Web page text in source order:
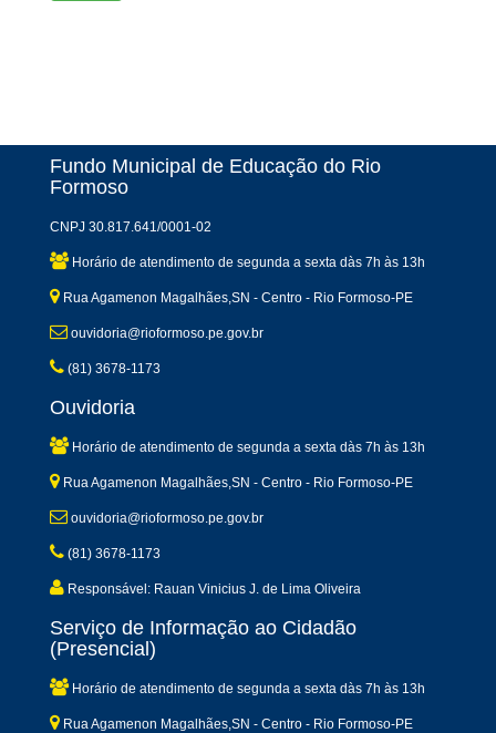
Fundo Municipal de Educação do Rio
Formoso
CNPJ 30.817.641/0001-02
Horário de atendimento de segunda a sexta dàs 7h às 13h
Rua Agamenon Magalhães,SN - Centro - Rio Formoso-PE
ouvidoria@rioformoso.pe.gov.br
(81) 3678-1173
Ouvidoria
Horário de atendimento de segunda a sexta dàs 7h às 13h
Rua Agamenon Magalhães,SN - Centro - Rio Formoso-PE
ouvidoria@rioformoso.pe.gov.br
(81) 3678-1173
Responsável: Rauan Vinicius J. de Lima Oliveira
Serviço de Informação ao Cidadão
(Presencial)
Horário de atendimento de segunda a sexta dàs 7h às 13h
Rua Agamenon Magalhães,SN - Centro - Rio Formoso-PE